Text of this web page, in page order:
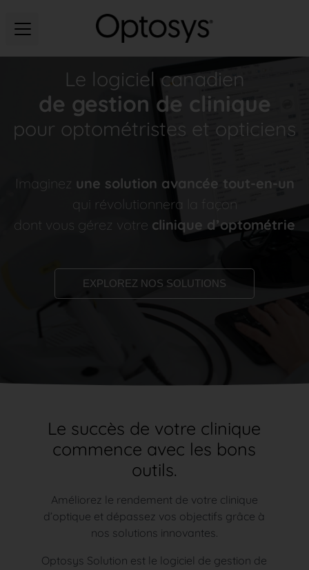
Le logiciel canadien
de gestion de clinique
pour optométristes et opticiens
Imaginez une solution avancée tout-en-un
qui révolutionnera la façon
dont vous gérez votre clinique d’optométrie
EXPLOREZ NOS SOLUTIONS
Le succès de votre clinique
commence avec les bons
outils.
Améliorez le rendement de votre clinique
d’optique et dépassez vos objectifs grâce à
nos solutions innovantes.
Optosys Solution est le logiciel de gestion de